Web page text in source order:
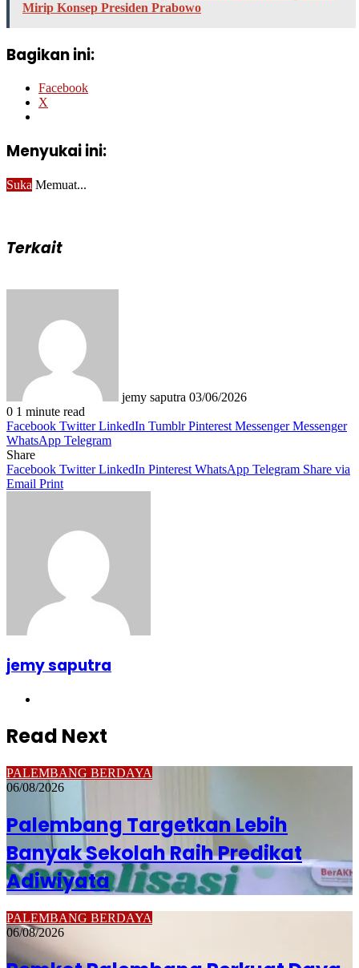
Mirip Konsep Presiden Prabowo
Bagikan ini:
Facebook
X
Menyukai ini:
Suka Memuat...
Terkait
jemy saputra 03/06/2026
0 1 minute read
Facebook Twitter LinkedIn Tumblr Pinterest Messenger Messenger
WhatsApp Telegram
Share
Facebook Twitter LinkedIn Pinterest WhatsApp Telegram Share via
Email Print
jemy saputra
Read Next
PALEMBANG BERDAYA
06/08/2026
Palembang Targetkan Lebih
Banyak Sekolah Raih Predikat
Adiwiyata
PALEMBANG BERDAYA
06/08/2026